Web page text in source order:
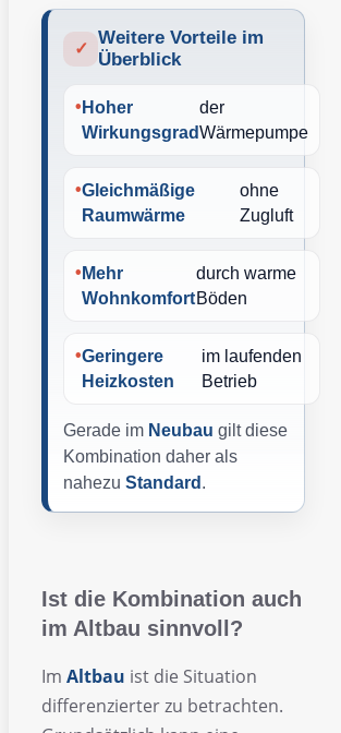
✓
Weitere Vorteile im
Überblick
Hoher
Wirkungsgrad
der
Wärmepumpe
Gleichmäßige
Raumwärme
ohne
Zugluft
Mehr
Wohnkomfort
durch warme
Böden
Geringere
Heizkosten
im laufenden
Betrieb
Gerade im Neubau gilt diese
Kombination daher als
nahezu Standard .
Ist die Kombination auch
im Altbau sinnvoll?
Im Altbau ist die Situation
differenzierter zu betrachten.